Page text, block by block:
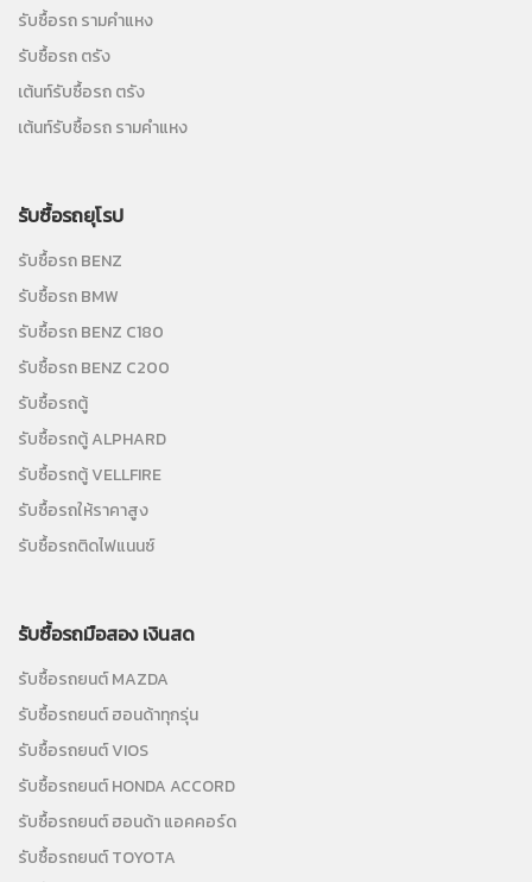
รับซื้อรถ รามคำแหง
รับซื้อรถ ตรัง
เต้นท์รับซื้อรถ ตรัง
เต้นท์รับซื้อรถ รามคำแหง
รับซื้อรถยุโรป
รับซื้อรถ BENZ
รับซื้อรถ BMW
รับซื้อรถ BENZ C180
รับซื้อรถ BENZ C200
รับซื้อรถตู้
รับซื้อรถตู้ ALPHARD
รับซื้อรถตู้ VELLFIRE
รับซื้อรถให้ราคาสูง
รับซื้อรถติดไฟแนนซ์
รับซื้อรถมือสอง เงินสด
รับซื้อรถยนต์ MAZDA
รับซื้อรถยนต์ ฮอนด้าทุกรุ่น
รับซื้อรถยนต์ VIOS
รับซื้อรถยนต์ HONDA ACCORD
รับซื้อรถยนต์ ฮอนด้า แอคคอร์ด
รับซื้อรถยนต์ TOYOTA